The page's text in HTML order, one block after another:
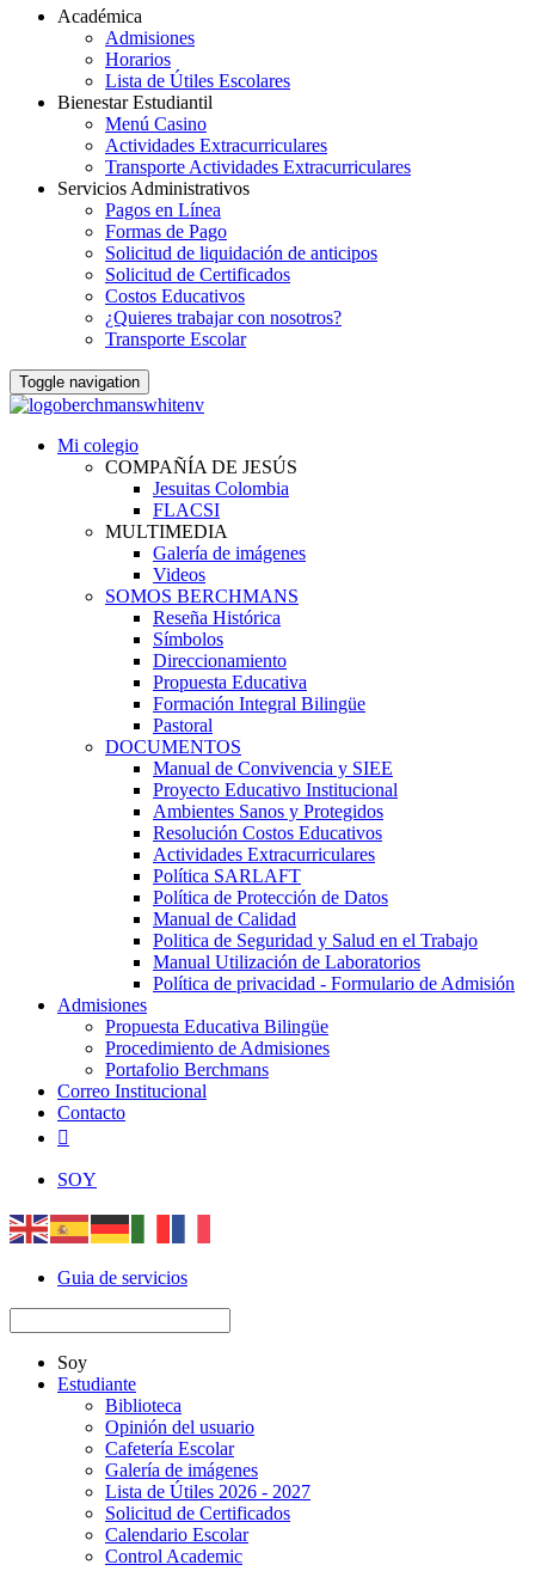
Académica
Admisiones
Horarios
Lista de Útiles Escolares
Bienestar Estudiantil
Menú Casino
Actividades Extracurriculares
Transporte Actividades Extracurriculares
Servicios Administrativos
Pagos en Línea
Formas de Pago
Solicitud de liquidación de anticipos
Solicitud de Certificados
Costos Educativos
¿Quieres trabajar con nosotros?
Transporte Escolar
Toggle navigation
Mi colegio
COMPAÑÍA DE JESÚS
Jesuitas Colombia
FLACSI
MULTIMEDIA
Galería de imágenes
Videos
SOMOS BERCHMANS
Reseña Histórica
Símbolos
Direccionamiento
Propuesta Educativa
Formación Integral Bilingüe
Pastoral
DOCUMENTOS
Manual de Convivencia y SIEE
Proyecto Educativo Institucional
Ambientes Sanos y Protegidos
Resolución Costos Educativos
Actividades Extracurriculares
Política SARLAFT
Política de Protección de Datos
Manual de Calidad
Politica de Seguridad y Salud en el Trabajo
Manual Utilización de Laboratorios
Política de privacidad - Formulario de Admisión
Admisiones
Propuesta Educativa Bilingüe
Procedimiento de Admisiones
Portafolio Berchmans
Correo Institucional
Contacto

SOY
Guia de servicios
Soy
Estudiante
Biblioteca
Opinión del usuario
Cafetería Escolar
Galería de imágenes
Lista de Útiles 2026 - 2027
Solicitud de Certificados
Calendario Escolar
Control Academic